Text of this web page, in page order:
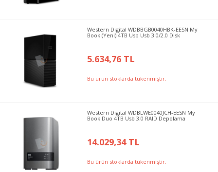
Western Digital WDBBGB0040HBK-EESN My
Book (Yeni) 4TB Usb Usb 3.0/2.0 Disk
5.634,76 TL
Bu ürün stoklarda tükenmiştir.
Western Digital WDBLWE0040JCH-EESN My
Book Duo 4TB Usb 3.0 RAID Depolama
14.029,34 TL
Bu ürün stoklarda tükenmiştir.